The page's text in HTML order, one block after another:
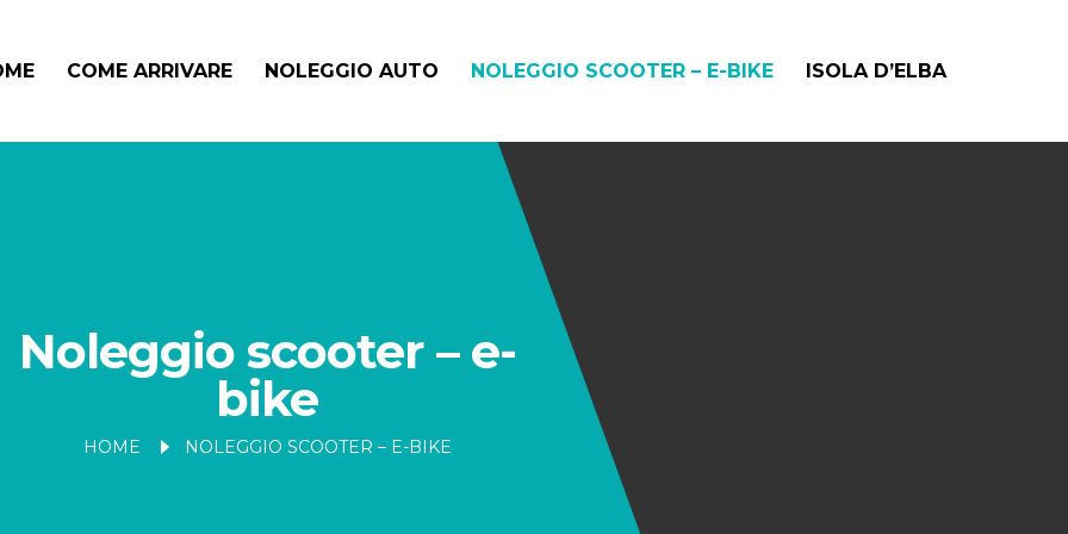
COME ARRIVARE NOLEGGIO AUTO NOLEGGIO SCOOTER – E-BIKE ISOLA D’ELBA
Noleggio scooter – e-
bike
HOME NOLEGGIO SCOOTER – E-BIKE